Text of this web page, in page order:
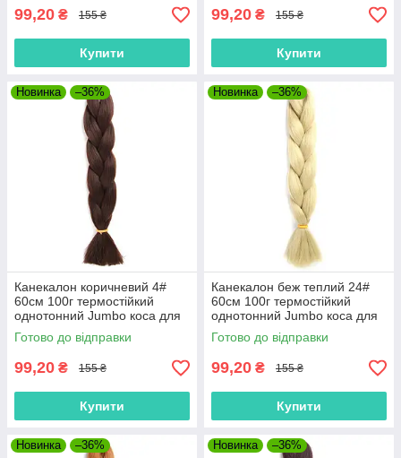
99,20 ₴ 155 ₴
Купити
99,20 ₴ 155 ₴
Купити
Новинка –36%
Канекалон коричневий 4#
60см 100г термостійкий
однотонний Jumbo коса для
плетіння афро кіски дред
брейдів
Готово до відправки
99,20 ₴ 155 ₴
Купити
Новинка –36%
Канекалон беж теплий 24#
60см 100г термостійкий
однотонний Jumbo коса для
плетіння афро кіски дред
брейдів
Готово до відправки
99,20 ₴ 155 ₴
Купити
Новинка –36% Новинка –36%